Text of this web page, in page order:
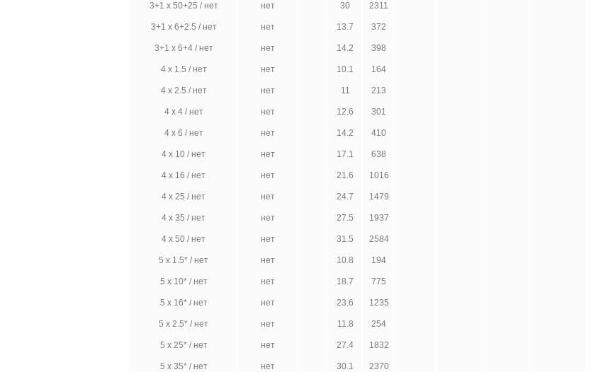
3+1 х 50+25 / нет нет 30 2311
3+1 х 6+2.5 / нет нет 13.7 372
3+1 х 6+4 / нет нет 14.2 398
4 х 1.5 / нет нет 10.1 164
4 х 2.5 / нет нет 11 213
4 х 4 / нет нет 12.6 301
4 х 6 / нет нет 14.2 410
4 х 10 / нет нет 17.1 638
4 х 16 / нет нет 21.6 1016
4 х 25 / нет нет 24.7 1479
4 х 35 / нет нет 27.5 1937
4 х 50 / нет нет 31.5 2584
5 х 1.5* / нет нет 10.8 194
5 х 10* / нет нет 18.7 775
5 х 16* / нет нет 23.6 1235
5 х 2.5* / нет нет 11.8 254
5 х 25* / нет нет 27.4 1832
5 х 35* / нет нет 30.1 2370